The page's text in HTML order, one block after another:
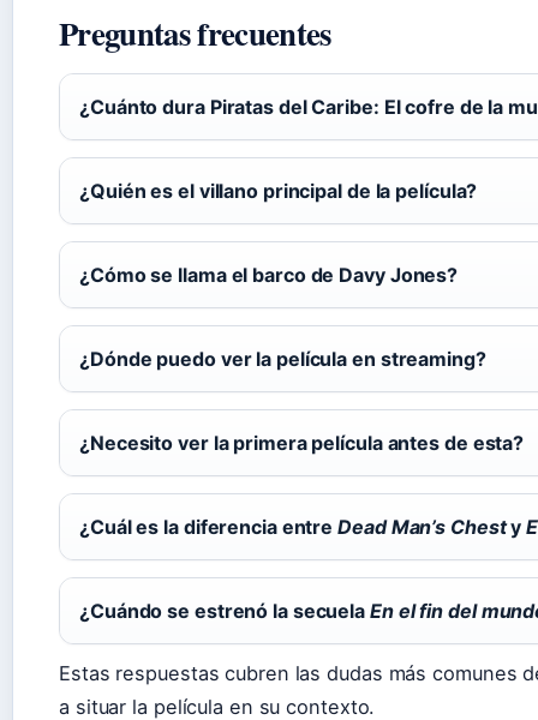
Preguntas frecuentes
¿Cuánto dura Piratas del Caribe: El cofre de la
¿Quién es el villano principal de la película?
¿Cómo se llama el barco de Davy Jones?
¿Dónde puedo ver la película en streaming?
¿Necesito ver la primera película antes de esta?
¿Cuál es la diferencia entreDead Man’s Chesty
¿Cuándo se estrenó la secuela En el fin del
Estas respuestas cubren las dudas más comunes
a situar la película en su contexto.